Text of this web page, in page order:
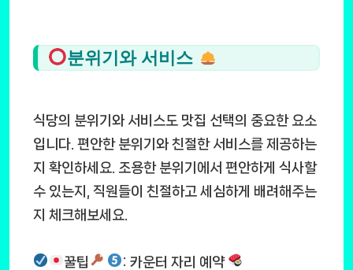
분위기와 서비스
식당의 분위기와 서비스도 맛집 선택의 중요한 요소
입니다. 편안한 분위기와 친절한 서비스를 제공하는
지 확인하세요. 조용한 분위기에서 편안하게 식사할
수 있는지, 직원들이 친절하고 세심하게 배려해주는
지 체크해보세요.
꿀팁 : 카운터 자리 예약